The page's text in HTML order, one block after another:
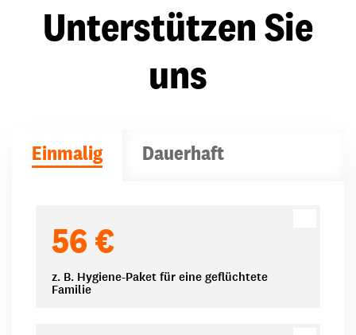
Unterstützen Sie
uns
Einmalig Dauerhaft
56 €
z. B. Hygiene-Paket für eine geflüchtete
Familie